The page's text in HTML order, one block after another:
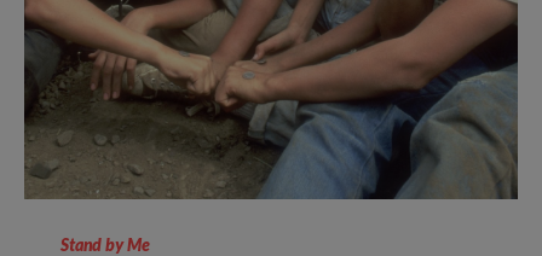
Stand by Me